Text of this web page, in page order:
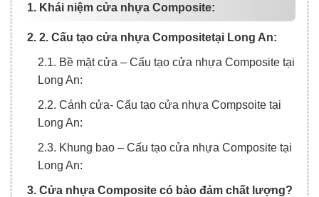
1. Khái niệm cửa nhựa Composite:
2. 2. Cấu tạo cửa nhựa Compositetại Long An:
2.1. Bề mặt cửa – Cấu tạo cửa nhựa Composite tại
Long An:
2.2. Cánh cửa- Cấu tạo cửa nhựa Compsoite tại
Long An:
2.3. Khung bao – Cấu tạo cửa nhựa Composite tại
Long An:
3. Cửa nhựa Composite có bảo đảm chất lượng?